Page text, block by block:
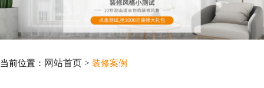
当前位置： 网站首页 > 装修案例